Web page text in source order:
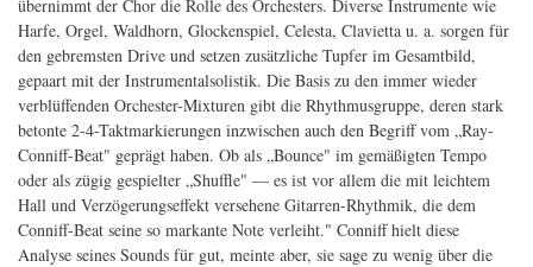
übernimmt der Chor die Rolle des Orchesters. Diverse Instrumente wie
Harfe, Orgel, Waldhorn, Glockenspiel, Celesta, Clavietta u. a. sorgen für
den gebremsten Drive und setzen zusätzliche Tupfer im Gesamtbild,
gepaart mit der Instrumentalsolistik. Die Basis zu den immer wieder
verblüffenden Orchester-Mixturen gibt die Rhythmusgruppe, deren stark
betonte 2-4-Taktmarkierungen inzwischen auch den Begriff vom „Ray-
Conniff-Beat" geprägt haben. Ob als „Bounce" im gemäßigten Tempo
oder als zügig gespielter „Shuffle" — es ist vor allem die mit leichtem
Hall und Verzögerungseffekt versehene Gitarren-Rhythmik, die dem
Conniff-Beat seine so markante Note verleiht." Conniff hielt diese
Analyse seines Sounds für gut, meinte aber, sie sage zu wenig über die